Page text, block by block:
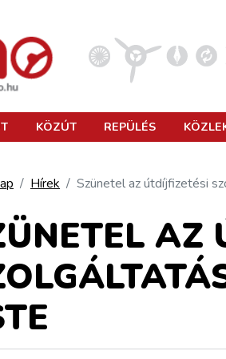
KÖZÚT REPÜLÉS
Hírek Szünetel az útdíjfizetési
AZ